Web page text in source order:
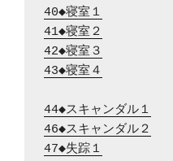
40◆寝室１
41◆寝室２
42◆寝室３
43◆寝室４
44◆スキャンダル１
46◆スキャンダル２
47◆失踪１